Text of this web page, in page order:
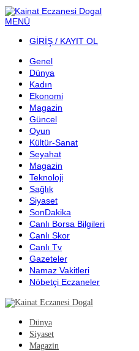
MENÜ
GİRİŞ / KAYIT OL
Genel
Dünya
Kadın
Ekonomi
Magazin
Güncel
Oyun
Kültür-Sanat
Seyahat
Magazin
Teknoloji
Sağlık
Siyaset
SonDakika
Canlı Borsa Bilgileri
Canlı Skor
Canlı Tv
Gazeteler
Namaz Vakitleri
Nöbetçi Eczaneler
Dünya
Siyaset
Magazin